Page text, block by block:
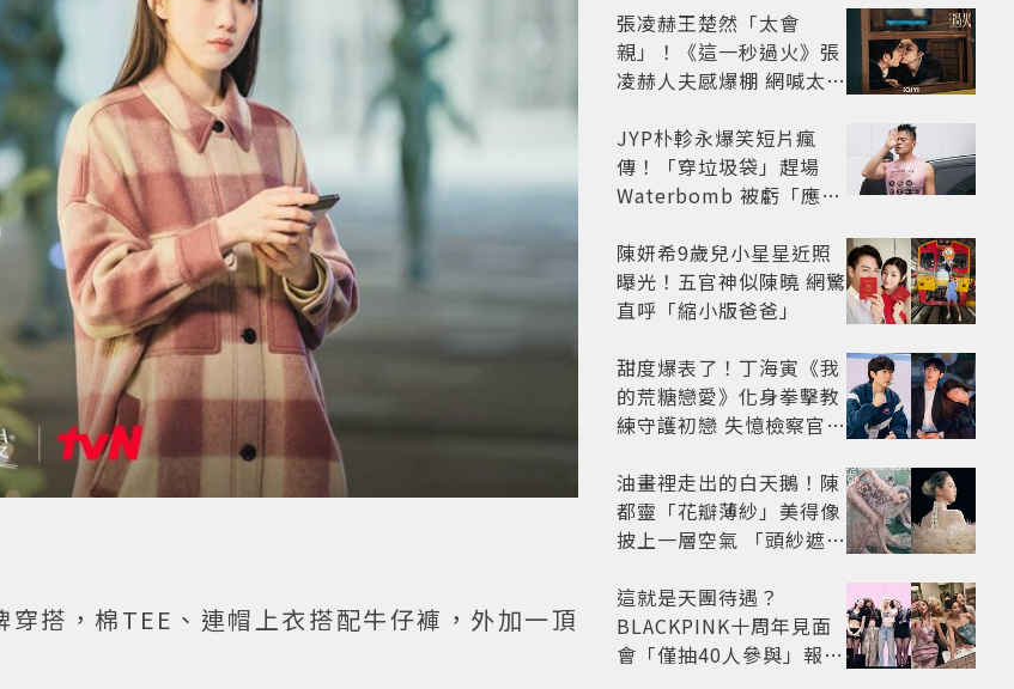
搭，棉TEE、連帽上衣搭配牛仔褲，外加一頂
張凌赫王楚然「太會
親」！《這一秒過火》張
凌赫人夫感爆棚 網喊太有
JYP朴軫永爆笑短片瘋
傳！「穿垃圾袋」趕場
Waterbomb 被虧「應該
陳妍希9歲兒小星星近照
曝光！五官神似陳曉 網驚
直呼「縮小版爸爸」
甜度爆表了！丁海寅《我
的荒糖戀愛》化身拳擊教
練守護初戀 失憶檢察官×
劇
油畫裡走出的白天鵝！陳
都靈「花瓣薄紗」美得像
披上一層空氣 「頭紗遮
太仙
這就是天團待遇？
BLACKPINK十周年見面
會「僅抽40人參與」報名